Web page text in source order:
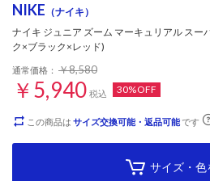
NIKE （ナイキ）
ナイキ ジュニア ズーム マーキュリアル スー
ク×ブラック×レッド)
通常価格： ￥8,580
￥5,940 税込 30%OFF
この商品は サイズ交換可能・返品可能です
サイズ・色